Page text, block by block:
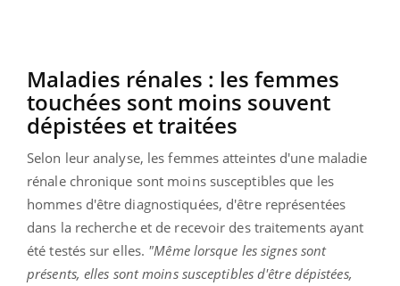
Maladies rénales : les femmes
touchées sont moins souvent
dépistées et traitées
Selon leur analyse, les femmes atteintes d'une maladie
rénale chronique sont moins susceptibles que les
hommes d'être diagnostiquées, d'être représentées
dans la recherche et de recevoir des traitements ayant
été testés sur elles. "Même lorsque les signes sont
présents, elles sont moins susceptibles d'être dépistées,